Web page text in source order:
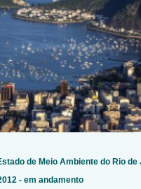
de Meio Ambiente do Rio de
- em andamento